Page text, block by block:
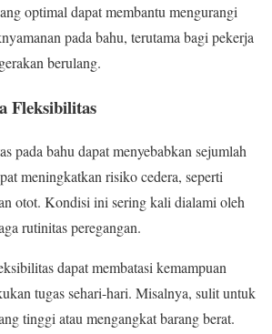
optimal dapat membantu mengurangi
pada bahu, terutama bagi pekerja
berulang.
Fleksibilitas
pada bahu dapat menyebabkan sejumlah
meningkatkan risiko cedera, seperti
otot. Kondisi ini sering kali dialami oleh
rutinitas peregangan.
dapat membatasi kemampuan
tugas sehari-hari. Misalnya, sulit untuk
tinggi atau mengangkat barang berat.